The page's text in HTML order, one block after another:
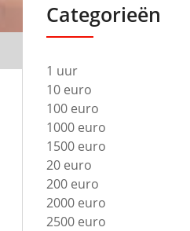
Categorieën
1 uur
10 euro
100 euro
1000 euro
1500 euro
20 euro
200 euro
2000 euro
2500 euro